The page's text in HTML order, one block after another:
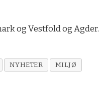
og Vestfold og Agder.
NYHETER MILJØ